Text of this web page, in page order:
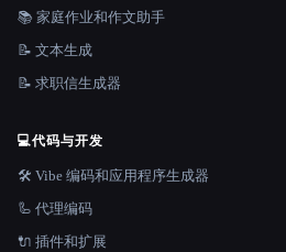
📚 家庭作业和作文助手
📝 文本生成
📝 求职信生成器
💻代码与开发
🛠️ Vibe 编码和应用程序生成器
🦾 代理编码
🔌 插件和扩展